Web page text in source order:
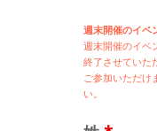
週末開催のイベ
週末開催のイベ
終了させていた
ご参加いただけ
い。